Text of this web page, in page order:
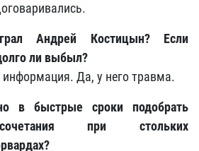
Андрей Костицын? Если
ли выбыл?
Да, у него травма.
в быстрые сроки подобрать
при стольких